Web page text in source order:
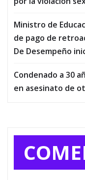
Ministro de
de pago de
De Desempeño
Condenado a 30
en asesinato de